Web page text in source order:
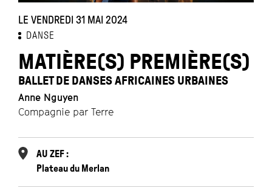
LE VENDREDI 31 MAI 2024
DANSE
MATIÈRE(S) PREMIÈRE(S)
BALLET DE DANSES AFRICAINES URBAINES
Anne Nguyen
Compagnie par Terre
AU ZEF :
Plateau du Merlan